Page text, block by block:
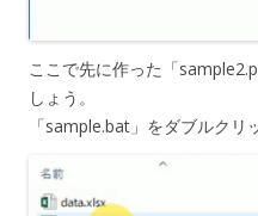
ここで先に作った「
しょう。
「sample.bat」をダブルクリ